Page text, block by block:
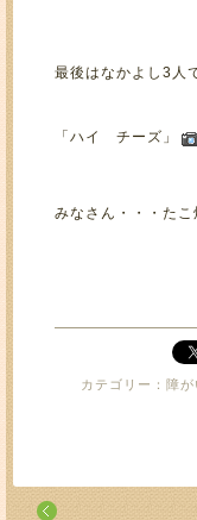
最後はなかよし3人
「ハイ チーズ」
みなさん・・・た
カテゴリー：障